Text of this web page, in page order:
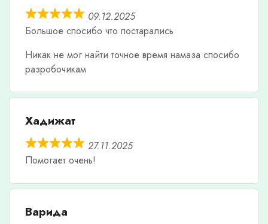
09.12.2025
Большое спосибо что постарались
Никак не мог найти точное время намаза спосибо
разробочикам
Хадижат
27.11.2025
Помогает очень!
Варида